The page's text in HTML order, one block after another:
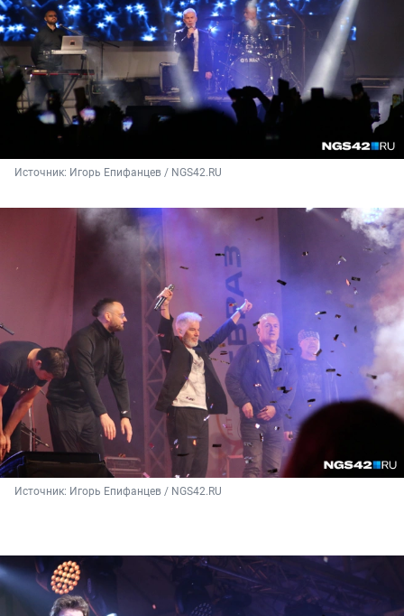
Источник: Игорь Епифанцев / NGS42.RU
Источник: Игорь Епифанцев / NGS42.RU